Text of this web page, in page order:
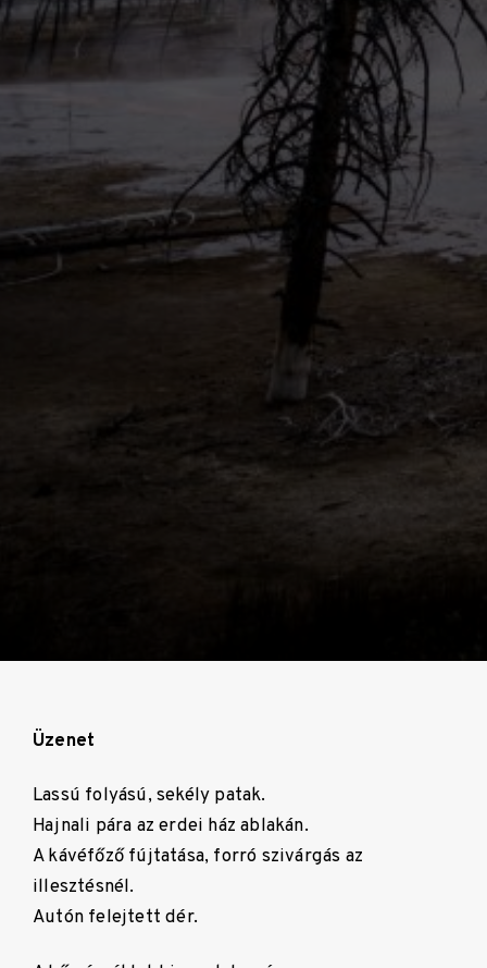
Üzenet
Lassú folyású, sekély patak.
Hajnali pára az erdei ház ablakán.
A kávéfőző fújtatása, forró szivárgás az
illesztésnél.
Autón felejtett dér.